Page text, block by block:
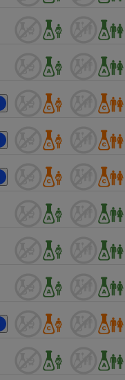
Cafetière à expressos
Robot ménager